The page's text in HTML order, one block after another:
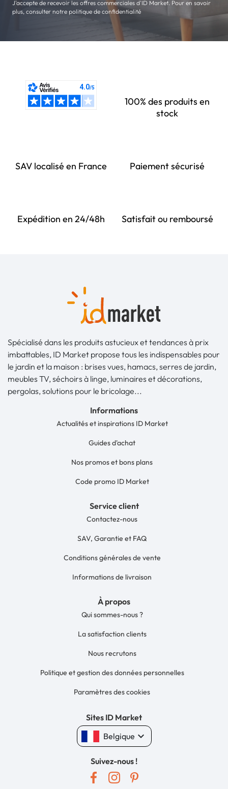
J'accepte de recevoir les offres commerciales d'ID Market. Pour en savoir
plus, consulter notre politique de confidentialité
100% des produits en
stock
SAV localisé en France Paiement sécurisé
Expédition en 24/48h Satisfait ou remboursé
Spécialisé dans les produits astucieux et tendances à prix
imbattables, ID Market propose tous les indispensables pour
le jardin et la maison : brises vues, hamacs, serres de jardin,
meubles TV, séchoirs à linge, luminaires et décorations,
pergolas, solutions pour le bricolage...
Informations
Actualités et inspirations ID Market
Guides d'achat
Nos promos et bons plans
Code promo ID Market
Service client
Contactez-nous
SAV, Garantie et FAQ
Conditions générales de vente
Informations de livraison
À propos
Qui sommes-nous ?
La satisfaction clients
Nous recrutons
Politique et gestion des données personnelles
Paramètres des cookies
Sites ID Market
Belgique keyboard_arrow_down
Suivez-nous !